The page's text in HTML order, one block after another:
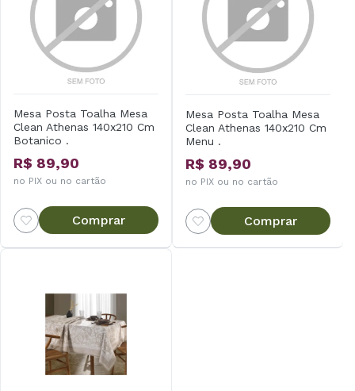
Mesa Posta Toalha Mesa
Clean Athenas 140x210 Cm
Botanico .
R$ 89,90
no PIX ou no cartão
Comprar
Mesa Posta Toalha Mesa
Clean Athenas 140x210 Cm
Menu .
R$ 89,90
no PIX ou no cartão
Comprar